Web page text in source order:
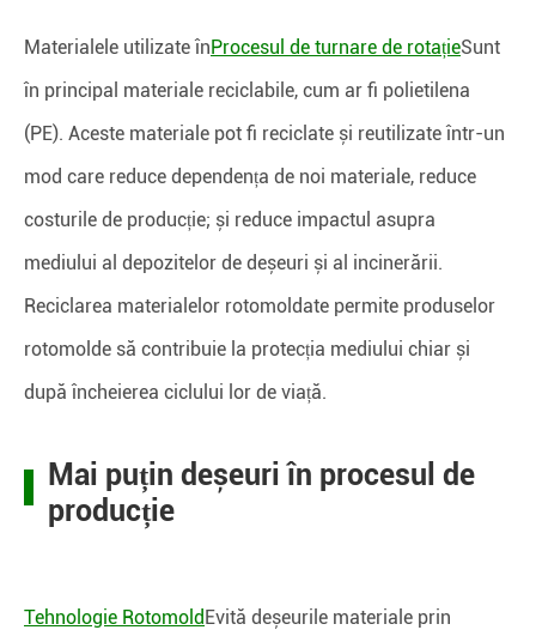
Materialele utilizate înProcesul de turnare de rotațieSunt
în principal materiale reciclabile, cum ar fi polietilena
(PE). Aceste materiale pot fi reciclate și reutilizate într-un
mod care reduce dependența de noi materiale, reduce
costurile de producție; și reduce impactul asupra
mediului al depozitelor de deșeuri și al incinerării.
Reciclarea materialelor rotomoldate permite produselor
rotomolde să contribuie la protecția mediului chiar și
după încheierea ciclului lor de viață.
Mai puțin deșeuri în procesul de
producție
Tehnologie RotomoldEvită deșeurile materiale prin